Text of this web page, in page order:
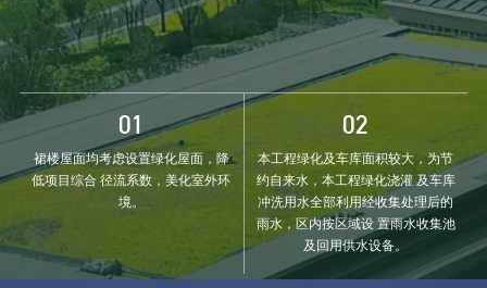
裙楼屋面均考虑设置绿化屋面，降
低项目综合 径流系数，美化室外环
境。
本工程绿化及车库面积较大，为节
约自来水，本工程绿化浇灌及车库
冲洗用水全部利用经收集处理后的
雨水，区内按区域设置雨水收集池
及回用供水设备。